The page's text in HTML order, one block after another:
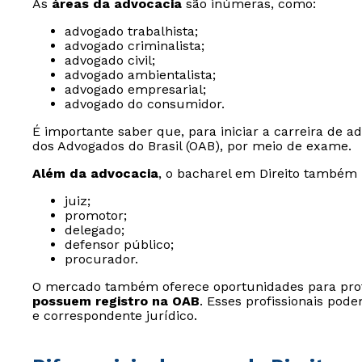
As áreas da advocacia são inúmeras, como:
advogado trabalhista;
advogado criminalista;
advogado civil;
advogado ambientalista;
advogado empresarial;
advogado do consumidor.
É importante saber que, para iniciar a carreira de
dos Advogados do Brasil (OAB), por meio de exame.
Além da advocacia, o bacharel em Direito
juiz;
promotor;
delegado;
defensor público;
procurador.
O mercado também oferece oportunidades para
possuem registro na OAB. Esses profissionais
e correspondente jurídico.